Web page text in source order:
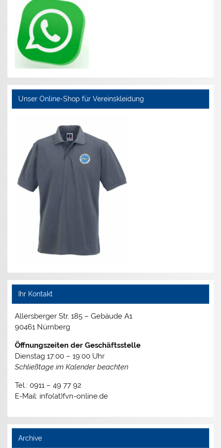
Unser Online-Shop für Vereinskleidung
Ihr Kontakt
Allersberger Str. 185 – Gebäude A1
90461 Nürnberg
Öffnungszeiten der Geschäftsstelle
Dienstag 17:00 – 19:00 Uhr
Schließtage im Kalender beachten
Tel.: 0911 – 49 77 92
E-Mail: info(at)fvn-online.de
Archive